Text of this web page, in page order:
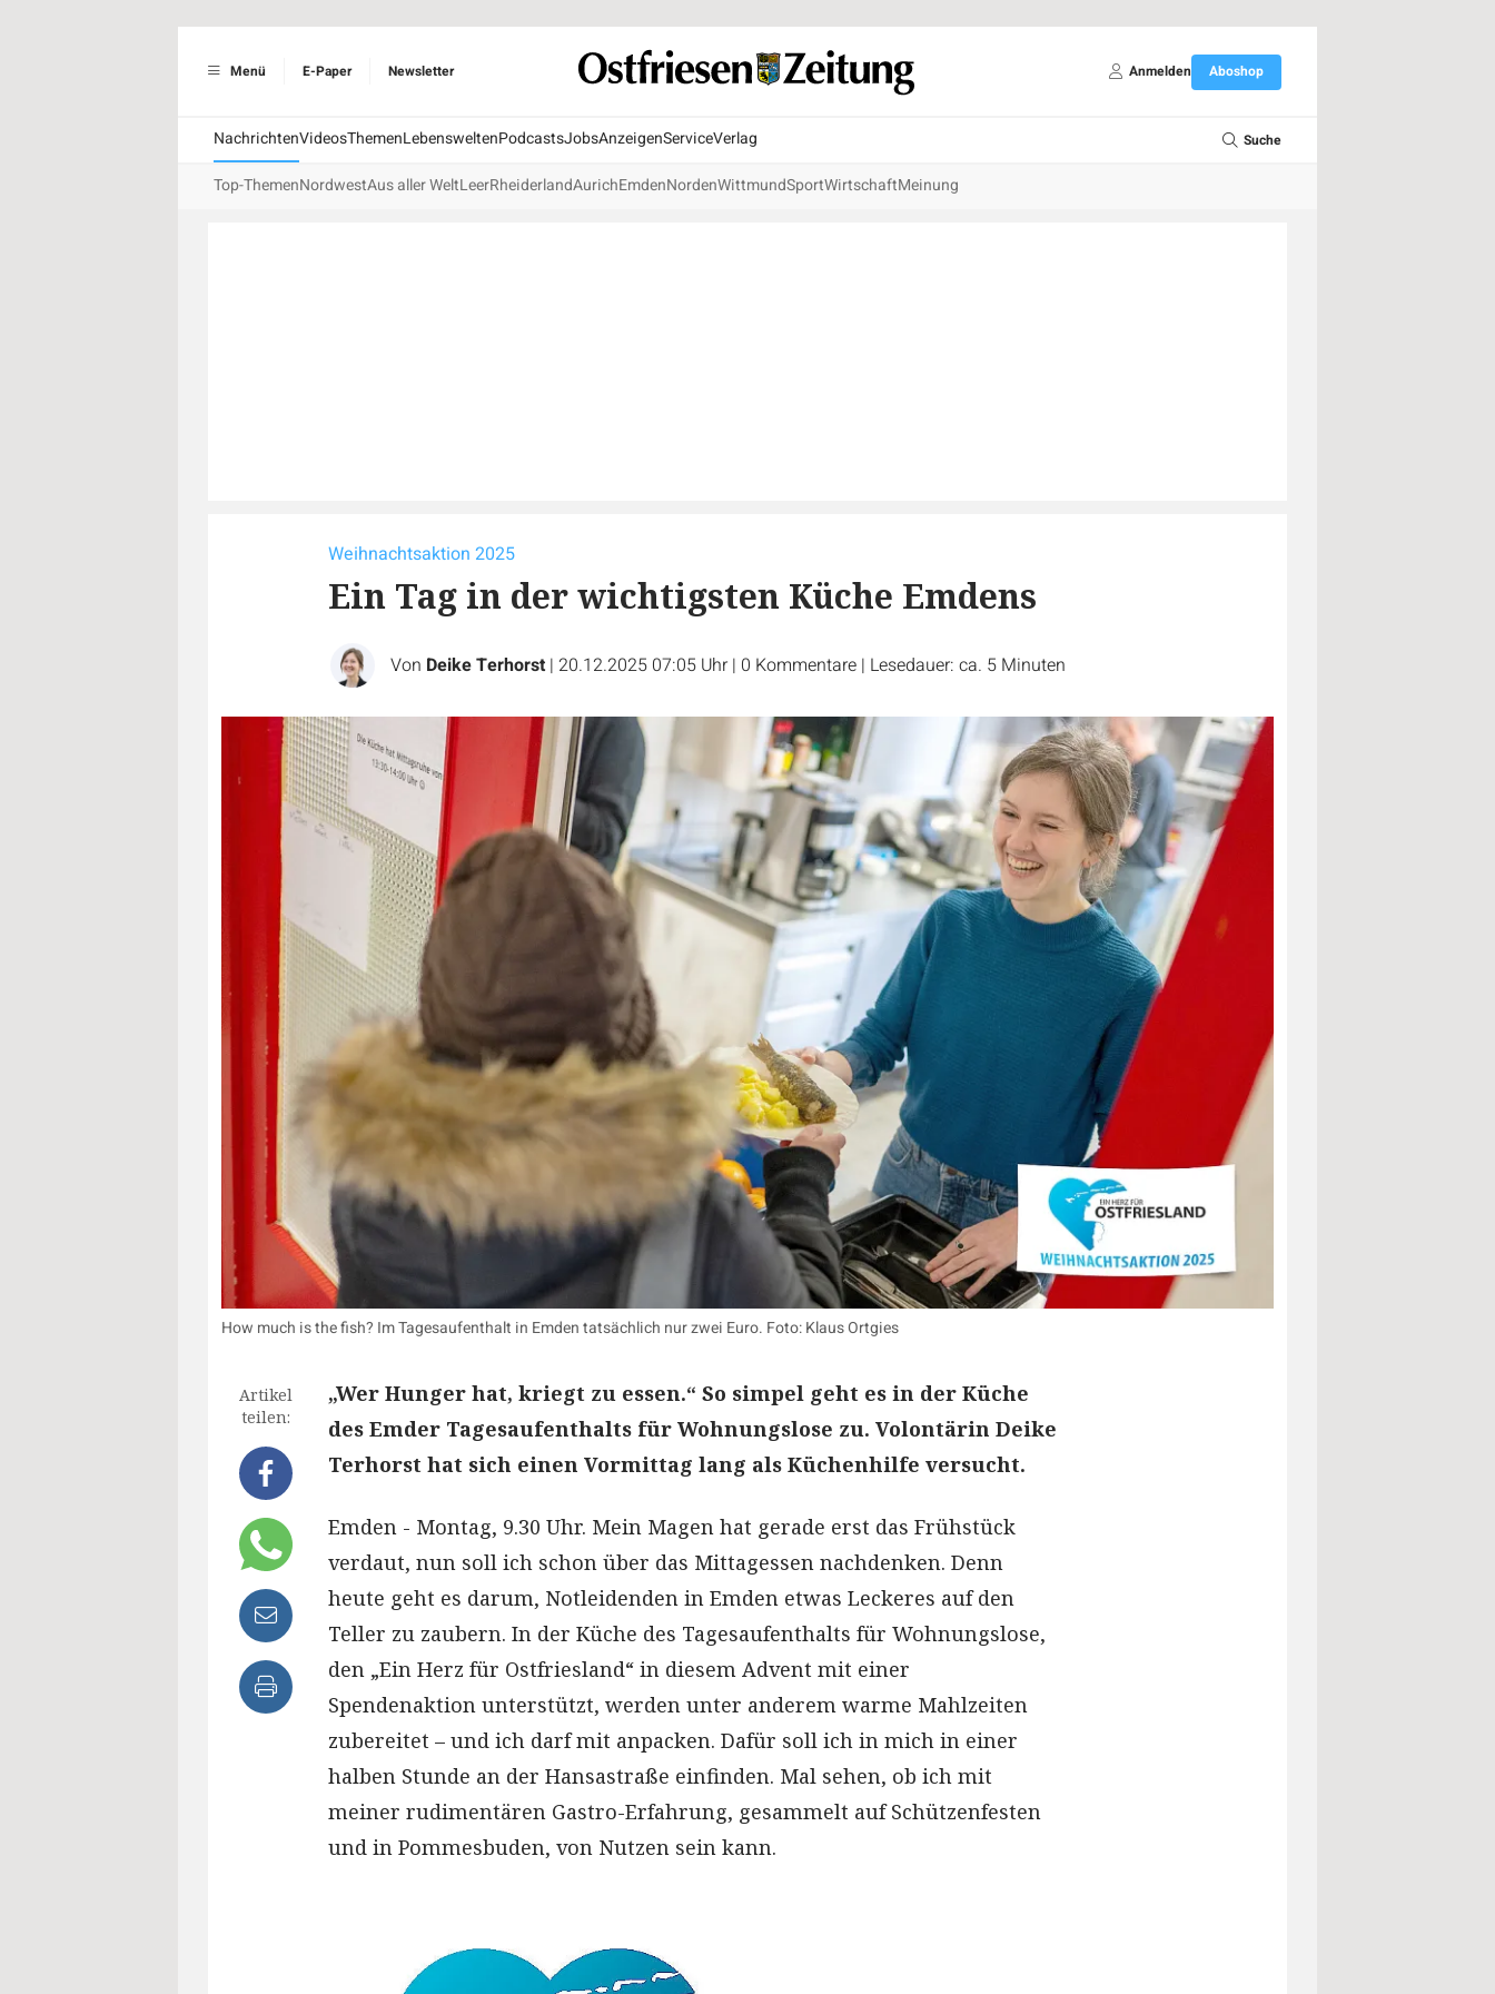
Menü E-Paper Newsletter Anmelden Aboshop
NachrichtenVideosThemenLebensweltenPodcastsJobsAnzeigenServiceVerlag Suche
Top-ThemenNordwestAus aller WeltLeerRheiderlandAurichEmdenNordenWittmundSportWirtschaftMeinung
Weihnachtsaktion 2025
Ein Tag in der wichtigsten Küche Emdens
Von Deike Terhorst | 20.12.2025 07:05 Uhr | 0 Kommentare | Lesedauer: ca. 5 Minuten
How much is the fish? Im Tagesaufenthalt in Emden tatsächlich nur zwei Euro. Foto: Klaus Ortgies
Artikel
teilen:
„Wer Hunger hat, kriegt zu essen.“ So simpel geht es in der Küche
des Emder Tagesaufenthalts für Wohnungslose zu. Volontärin Deike
Terhorst hat sich einen Vormittag lang als Küchenhilfe versucht.
Emden - Montag, 9.30 Uhr. Mein Magen hat gerade erst das Frühstück
verdaut, nun soll ich schon über das Mittagessen nachdenken. Denn
heute geht es darum, Notleidenden in Emden etwas Leckeres auf den
Teller zu zaubern. In der Küche des Tagesaufenthalts für Wohnungslose,
den „Ein Herz für Ostfriesland“ in diesem Advent mit einer
Spendenaktion unterstützt, werden unter anderem warme Mahlzeiten
zubereitet – und ich darf mit anpacken. Dafür soll ich in mich in einer
halben Stunde an der Hansastraße einfinden. Mal sehen, ob ich mit
meiner rudimentären Gastro-Erfahrung, gesammelt auf Schützenfesten
und in Pommesbuden, von Nutzen sein kann.